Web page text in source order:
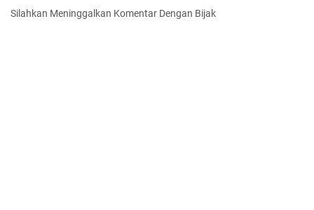
Silahkan Meninggalkan Komentar Dengan Bijak